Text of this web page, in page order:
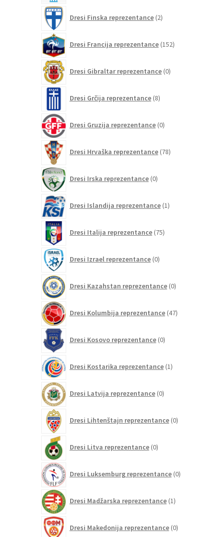
Dresi Finska reprezentance 2izdelka
Dresi Francija reprezentance 152izdelkov
Dresi Gibraltar reprezentance 0izdelkov
Dresi Grčija reprezentance 8izdelkov
Dresi Gruzija reprezentance 0izdelkov
Dresi Hrvaška reprezentance 78izdelkov
Dresi Irska reprezentance 0izdelkov
Dresi Islandija reprezentance 1izdelek
Dresi Italija reprezentance 75izdelkov
Dresi Izrael reprezentance 0izdelkov
Dresi Kazahstan reprezentance 0izdelkov
Dresi Kolumbija reprezentance 47izdelkov
Dresi Kosovo reprezentance 0izdelkov
Dresi Kostarika reprezentance 1izdelek
Dresi Latvija reprezentance 0izdelkov
Dresi Lihtenštajn reprezentance 0izdelkov
Dresi Litva reprezentance 0izdelkov
Dresi Luksemburg reprezentance 0izdelkov
Dresi Madžarska reprezentance 1izdelek
Dresi Makedonija reprezentance 0izdelkov